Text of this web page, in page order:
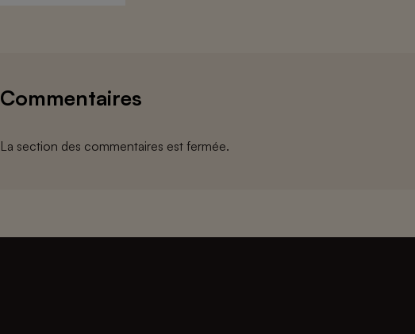
Commentaires
La section des commentaires est fermée.